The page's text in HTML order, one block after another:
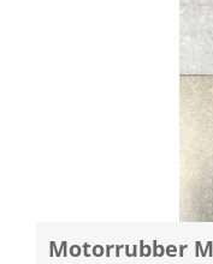
Motorrubber